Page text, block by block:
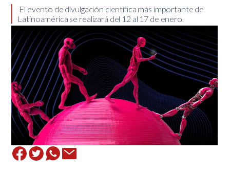
​ ​ El evento de divulgación científica más importante de
Latinoamérica se realizará del 12 al 17 de enero. ​